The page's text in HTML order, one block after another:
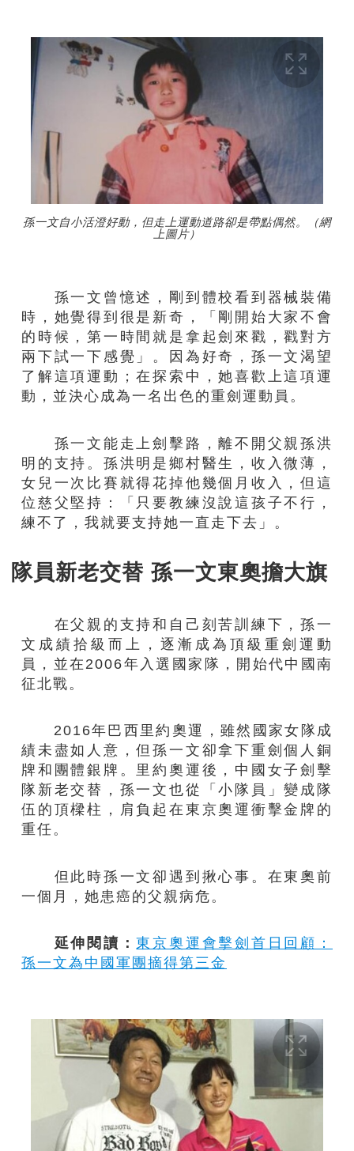
孫一文自小活澄好動，但走上運動道路卻是帶點偶然。（網
上圖片）
孫一文曾憶述，剛到體校看到器械裝備
時，她覺得到很是新奇，「剛開始大家不會
的時候，第一時間就是拿起劍來戳，戳對方
兩下試一下感覺」。因為好奇，孫一文渴望
了解這項運動；在探索中，她喜歡上這項運
動，並決心成為一名出色的重劍運動員。
孫一文能走上劍擊路，離不開父親孫洪
明的支持。孫洪明是鄉村醫生，收入微薄，
女兒一次比賽就得花掉他幾個月收入，但這
位慈父堅持：「只要教練沒說這孩子不行，
練不了，我就要支持她一直走下去」。
隊員新老交替 孫一文東奧擔大旗
在父親的支持和自己刻苦訓練下，孫一
文成績拾級而上，逐漸成為頂級重劍運動
員，並在2006年入選國家隊，開始代中國南
征北戰。
2016年巴西里約奧運，雖然國家女隊成
績未盡如人意，但孫一文卻拿下重劍個人銅
牌和團體銀牌。里約奧運後，中國女子劍擊
隊新老交替，孫一文也從「小隊員」變成隊
伍的頂樑柱，肩負起在東京奧運衝擊金牌的
重任。
但此時孫一文卻遇到揪心事。在東奧前
一個月，她患癌的父親病危。
延伸閱讀：東京奧運會擊劍首日回顧：
孫一文為中國軍團摘得第三金